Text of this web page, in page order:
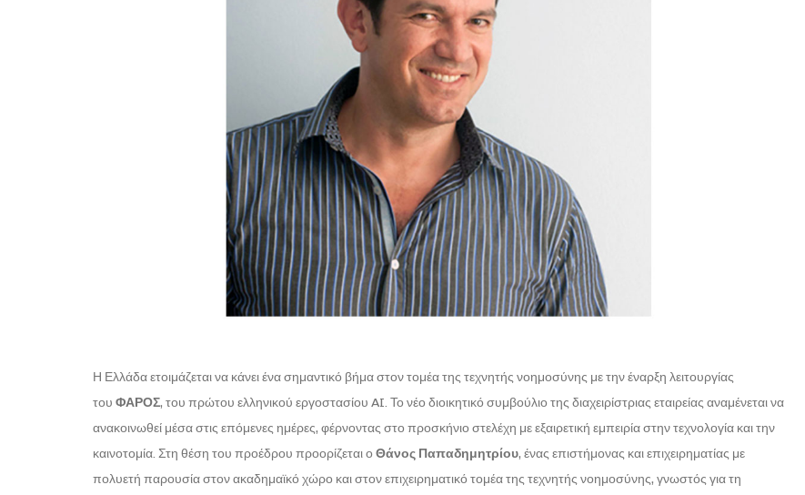
Η Ελλάδα ετοιμάζεται να κάνει ένα σημαντικό βήμα στον τομέα της τεχνητής νοημοσύνης με την έναρξη λειτουργίας
του ΦΑΡΟΣ, του πρώτου ελληνικού εργοστασίου AI. Το νέο διοικητικό συμβούλιο της διαχειρίστριας εταιρείας αναμένεται να
ανακοινωθεί μέσα στις επόμενες ημέρες, φέρνοντας στο προσκήνιο στελέχη με εξαιρετική εμπειρία στην τεχνολογία και την
καινοτομία. Στη θέση του προέδρου προορίζεται οΘάνος Παπαδημητρίου, ένας επιστήμονας και επιχειρηματίας με
πολυετή παρουσία στον ακαδημαϊκό χώρο και στον επιχειρηματικό τομέα της τεχνητής νοημοσύνης, γνωστός για τη